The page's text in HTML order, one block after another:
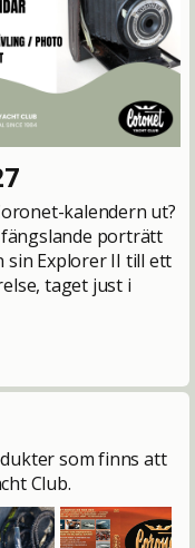
kalendern ut?
porträtt
sin Explorer II till ett
taget just i
som finns att
Club.